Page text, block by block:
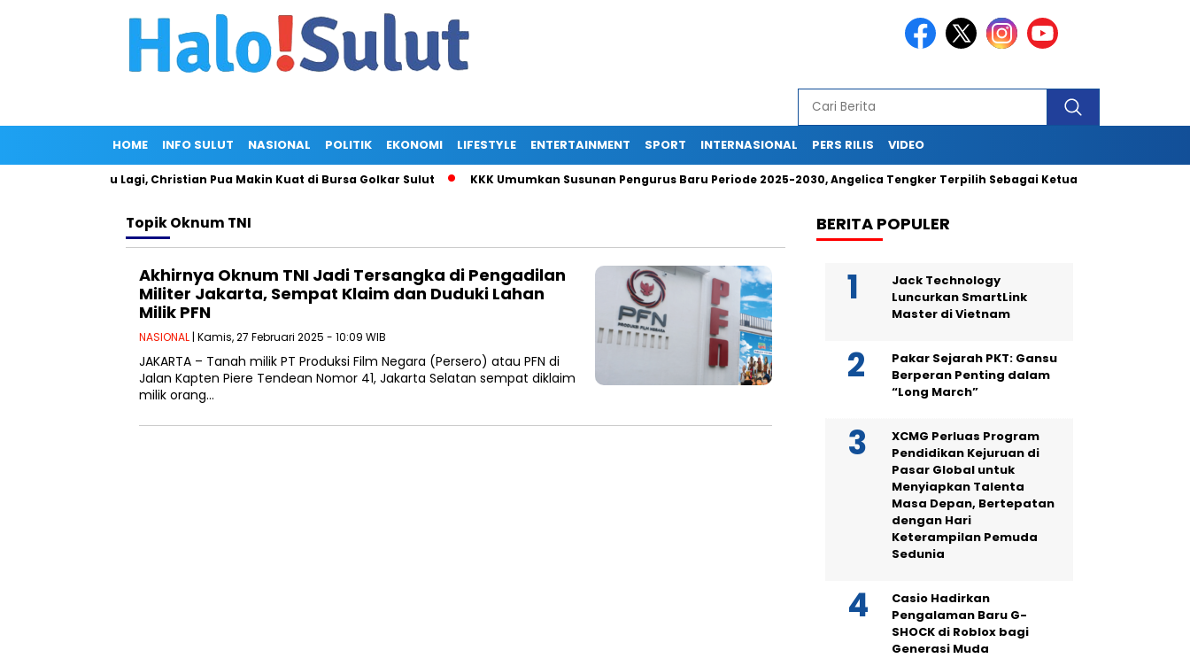
HOME INFO SULUT NASIONAL POLITIK EKONOMI LIFESTYLE ENTERTAINMENT SPORT INTERNASIONAL PERS RILIS VIDEO
Gagal Maju Lagi, Christian Pua Makin Kuat di Bursa Golkar Sulut KKK Umumkan Susunan Pengurus Baru Periode 2025-2030, Angelica Tengker Terpilih Sebagai Ketua Umum
TopikOknum TNI
Akhirnya Oknum TNI Jadi Tersangka di Pengadilan
Militer Jakarta, Sempat Klaim dan Duduki Lahan
Milik PFN
NASIONAL | Kamis, 27 Februari 2025 - 10:09 WIB
JAKARTA – Tanah milik PT Produksi Film Negara (Persero) atau PFN di
Jalan Kapten Piere Tendean Nomor 41, Jakarta Selatan sempat diklaim
milik orang…
BERITA POPULER
Jack Technology
Luncurkan SmartLink
Master di Vietnam
Pakar Sejarah PKT: Gansu
Berperan Penting dalam
“Long March”
XCMG Perluas Program
Pendidikan Kejuruan di
Pasar Global untuk
Menyiapkan Talenta
Masa Depan, Bertepatan
dengan Hari
Keterampilan Pemuda
Sedunia
Casio Hadirkan
Pengalaman Baru G-
SHOCK di Roblox bagi
Generasi Muda